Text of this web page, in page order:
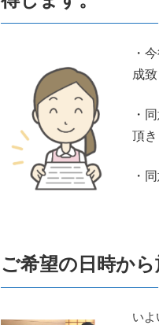
・
成
・
頂
・
ご希望の日時から
いよ